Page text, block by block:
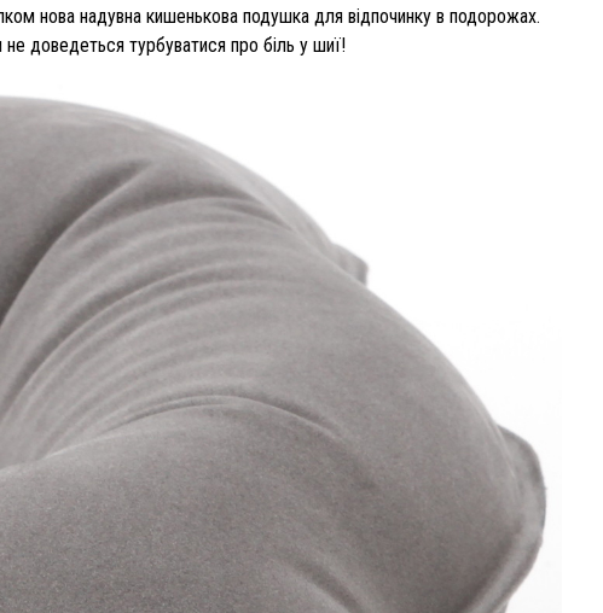
нова надувна кишенькова подушка для відпочинку в подорожах.
доведеться турбуватися про біль у шиї!